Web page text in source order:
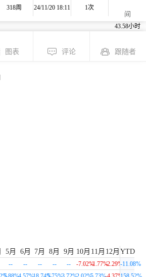
318周 24/11/20 18:11 1次
间
43.58小时
图表 评论 跟随者
5月 6月 7月 8月 9月 10月 11月 12月 YTD
-- -- -- -- -- -7.02%-1.77%-2.29%-11.08%